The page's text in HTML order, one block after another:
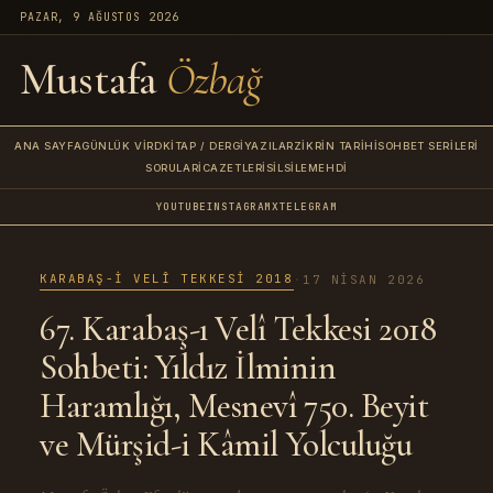
PAZAR, 9 AĞUSTOS 2026
Mustafa Özbağ
ANA SAYFAGÜNLÜK VIRDKITAP / DERGIYAZILARZIKRIN TARIHISOHBET SERILERI
SORULARİCAZETLERISILSILEMEHDI
YOUTUBEINSTAGRAMXTELEGRAM
KARABAŞ-I VELÎ TEKKESI 2018 · 17 NISAN 2026
67. Karabaş-ı Velî Tekkesi 2018
Sohbeti: Yıldız İlminin
Haramlığı, Mesnevî 750. Beyit
ve Mürşid-i Kâmil Yolculuğu